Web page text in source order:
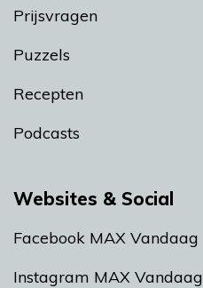
Prijsvragen
Puzzels
Recepten
Podcasts
Websites & Social
Facebook MAX Vandaag
Instagram MAX Vandaag